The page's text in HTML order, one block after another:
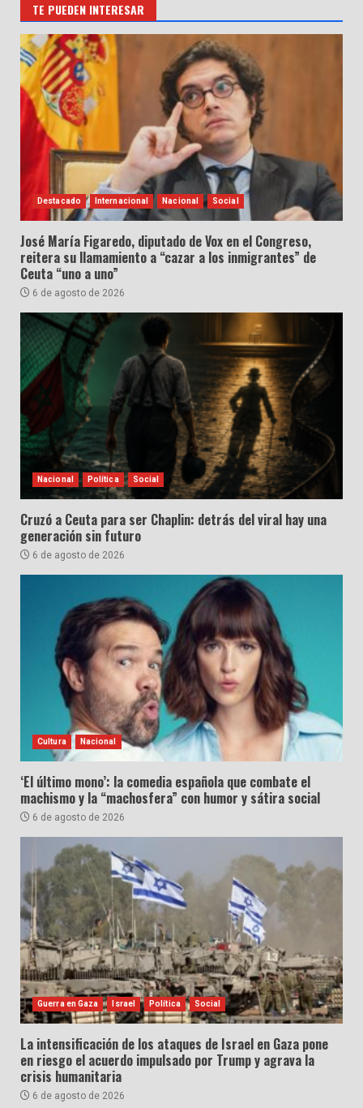
TE PUEDEN INTERESAR
Destacado Internacional Nacional Social
José María Figaredo, diputado de Vox en el Congreso,
reitera su llamamiento a “cazar a los inmigrantes” de
Ceuta “uno a uno”
6 de agosto de 2026
Nacional Política Social
Cruzó a Ceuta para ser Chaplin: detrás del viral hay una
generación sin futuro
6 de agosto de 2026
Cultura Nacional
‘El último mono’: la comedia española que combate el
machismo y la “machosfera” con humor y sátira social
6 de agosto de 2026
Guerra en Gaza Israel Política Social
La intensificación de los ataques de Israel en Gaza pone
en riesgo el acuerdo impulsado por Trump y agrava la
crisis humanitaria
6 de agosto de 2026